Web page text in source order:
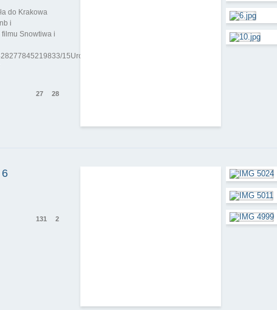
do Krakowa
i
filmu Snowtiwa i
15UrodzinyCoolSportu06112010Krakow?
27 28
131 2